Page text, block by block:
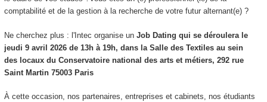
comptabilité et de la gestion à la recherche de votre futur alternant(e) ?
Ne cherchez plus : l'Intec organise unJob Dating qui se déroulera le
jeudi 9 avril 2026 de 13h à 19h, dans la Salle des Textiles au sein
des locaux du Conservatoire national des arts et métiers, 292 rue
Saint Martin 75003 Paris
À cette occasion, nos partenaires, entreprises et cabinets, nos étudiants